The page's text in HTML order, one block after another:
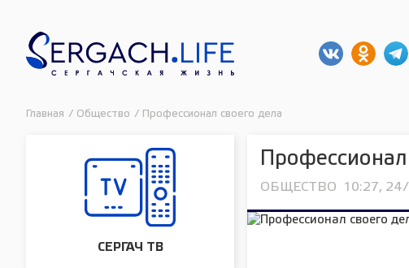
Главная / Общество / Профессионал своего дела
СЕРГАЧ ТВ
ОБЩЕСТВО 10:27,